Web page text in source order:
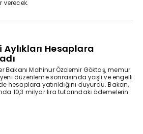
verecek.
Aylıkları Hesaplara
Bakanı Mahinur Özdemir Göktaş, memur
düzenleme sonrasında yaşlı ve engelli
hesaplara yatırıldığını duyurdu. Bakan,
10,3 milyar lira tutarındaki ödemelerin